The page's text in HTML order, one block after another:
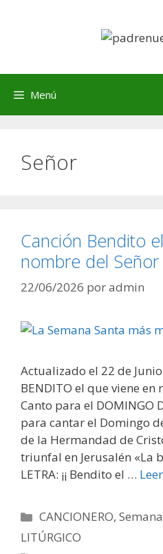
Menú
Señor
Canción Bendito
nombre del Señor
22/06/2026 poradmin
Actualizado el 22 de Junio
BENDITO el que viene en
Canto para el DOMINGO
para cantar el Domingo
de la Hermandad de
triunfal en Jerusalén «La
LETRA: ¡¡ Bendito el …
Categorías
CANCIONERO,
LITÚRGICO